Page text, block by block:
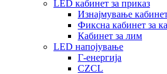
LED кабинет за приказ
Изнајмување
Фиксна кабинет за
Кабинет за лим
LED напојување
Г-енергија
CZCL